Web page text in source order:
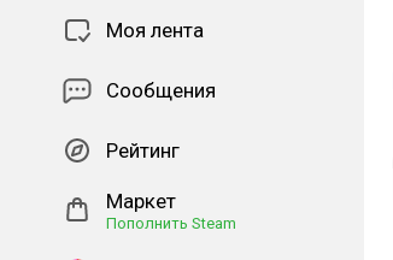
Моя лента
Сообщения
Рейтинг
Маркет
Пополнить Steam